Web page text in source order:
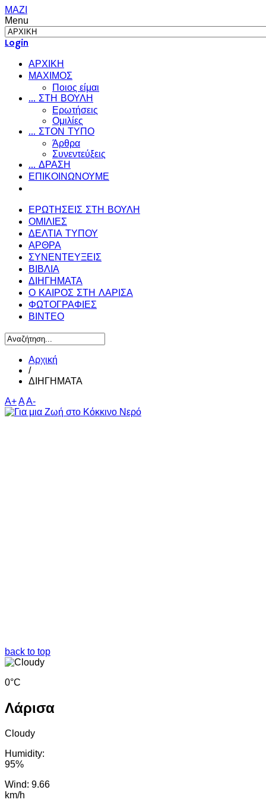
ΜΑΖΙ
Menu
Login
ΑΡΧΙΚΗ
ΜΑΧΙΜΟΣ
Ποιος είμαι
... ΣΤΗ ΒΟΥΛΗ
Ερωτήσεις
Ομιλίες
... ΣΤΟΝ ΤΥΠΟ
Άρθρα
Συνεντεύξεις
... ΔΡΑΣΗ
ΕΠΙΚΟΙΝΩΝΟΥΜΕ
ΕΡΩΤΗΣΕΙΣ ΣΤΗ ΒΟΥΛΗ
ΟΜΙΛΙΕΣ
ΔΕΛΤΙΑ ΤΥΠΟΥ
ΑΡΘΡΑ
ΣΥΝΕΝΤΕΥΞΕΙΣ
ΒΙΒΛΙΑ
ΔΙΗΓΗΜΑΤΑ
Ο ΚΑΙΡΟΣ ΣΤΗ ΛΑΡΙΣΑ
ΦΩΤΟΓΡΑΦΙΕΣ
ΒΙΝΤΕΟ
Αρχική
/
ΔΙΗΓΗΜΑΤΑ
A+AA-
back to top
0°C
Λάρισα
Cloudy
Humidity:
95%
Wind: 9.66
km/h